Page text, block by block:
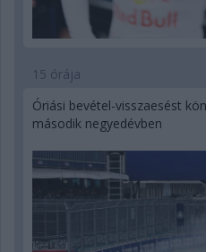
15 órája
Óriási bevétel-visszaesést
második negyedévben